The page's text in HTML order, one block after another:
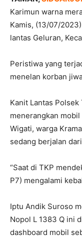
Karimun warna
Kamis, (13/07/
lantas Geluran,
Peristiwa yang
menelan korban
Kanit Lantas
menerangkan
Wigati, warga
sedang berjalan
“Saat di TKP
P7) mengalami
Iptu Andik Suroso
Nopol L 1383 Q ini
dashboard mobil